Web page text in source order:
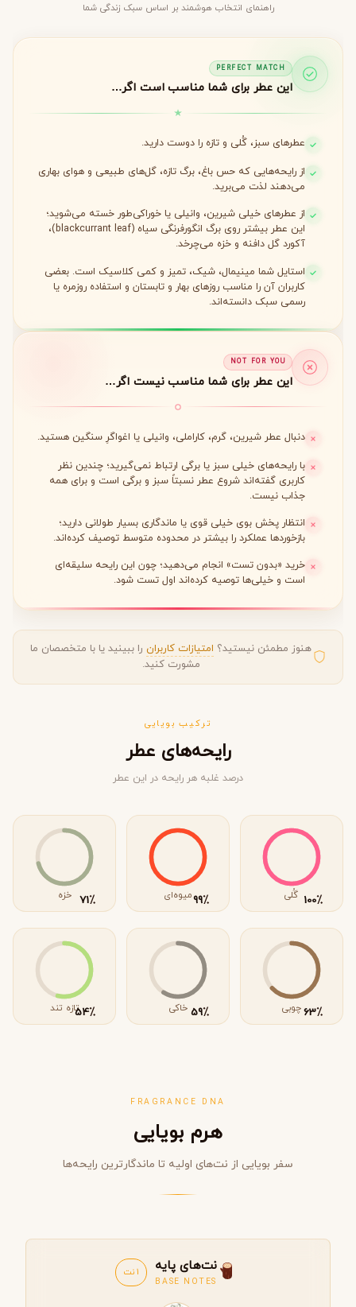
راهنمای انتخاب هوشمند بر اساس سبک زندگی شما
PERFECT MATCH
این عطر برای شما مناسب است اگر…
عطرهای سبز، گُلی و تازه را دوست دارید.
از رایحه‌هایی که حس باغ، برگ تازه، گل‌های طبیعی و هوای بهاری
می‌دهند لذت می‌برید.
از عطرهای خیلی شیرین، وانیلی یا خوراکی‌طور خسته می‌شوید؛
این عطر بیشتر روی برگ انگورفرنگی سیاه (blackcurrant leaf)،
آکورد گل دافنه و خزه می‌چرخد.
استایل شما مینیمال، شیک، تمیز و کمی کلاسیک است. بعضی
کاربران آن را مناسب روزهای بهار و تابستان و استفاده روزمره یا
رسمی سبک دانسته‌اند.
NOT FOR YOU
این عطر برای شما مناسب نیست اگر…
دنبال عطر شیرین، گرم، کاراملی، وانیلی یا اغواگرِ سنگین هستید.
با رایحه‌های خیلی سبز یا برگی ارتباط نمی‌گیرید؛ چندین نظر
کاربری گفته‌اند شروع عطر نسبتاً سبز و برگی است و برای همه
جذاب نیست.
انتظار پخش بوی خیلی قوی یا ماندگاری بسیار طولانی دارید؛
بازخوردها عملکرد را بیشتر در محدوده متوسط توصیف کرده‌اند.
خرید «بدون تست» انجام می‌دهید؛ چون این رایحه سلیقه‌ای
است و خیلی‌ها توصیه کرده‌اند اول تست شود.
هنوز مطمئن نیستید؟ امتیازات کاربران را ببینید یا با متخصصان ما
مشورت کنید.
ترکیب بویایی
رایحه‌های عطر
درصد غلبه هر رایحه در این عطر
٪100 گُلی ٪99میوه‌ای ٪71 خزه
٪63 چوبی ٪59 خاکی ٪54تازه تند
FRAGRANCE DNA
هرم بویایی
سفر بویایی از نت‌های اولیه تا ماندگارترین رایحه‌ها
نت‌های پایه
BASE NOTES
1 نت